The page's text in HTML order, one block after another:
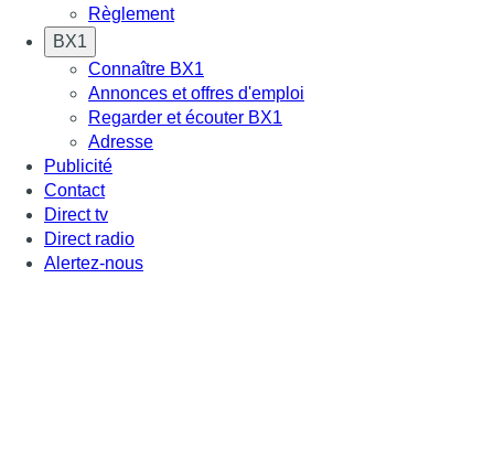
Règlement
BX1
Connaître BX1
Annonces et offres d'emploi
Regarder et écouter BX1
Adresse
Publicité
Contact
Direct tv
Direct radio
Alertez-nous